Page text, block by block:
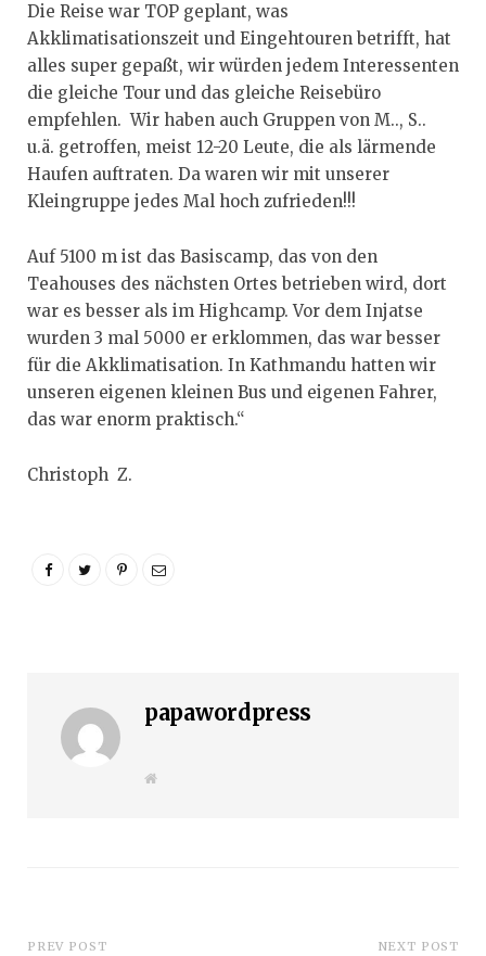
Die Reise war TOP geplant, was
Akklimatisationszeit und Eingehtouren betrifft, hat
alles super gepaßt, wir würden jedem Interessenten
die gleiche Tour und das gleiche Reisebüro
empfehlen. Wir haben auch Gruppen von M.., S..
u.ä. getroffen, meist 12-20 Leute, die als lärmende
Haufen auftraten. Da waren wir mit unserer
Kleingruppe jedes Mal hoch zufrieden!!!
Auf 5100 m ist das Basiscamp, das von den
Teahouses des nächsten Ortes betrieben wird, dort
war es besser als im Highcamp. Vor dem Injatse
wurden 3 mal 5000 er erklommen, das war besser
für die Akklimatisation. In Kathmandu hatten wir
unseren eigenen kleinen Bus und eigenen Fahrer,
das war enorm praktisch.“
Christoph Z.
papawordpress
W
PREV POST NEXT POST